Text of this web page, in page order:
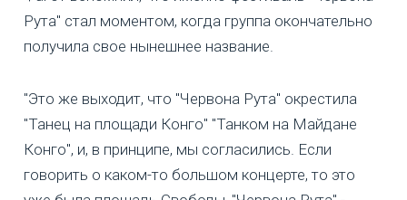
Рута" стал моментом, когда группа окончательно
получила свое нынешнее название.
"Это же выходит, что "Червона Рута" окрестила
"Танец на площади Конго" "Танком на Майдане
Конго", и, в принципе, мы согласились. Если
говорить о каком-то большом концерте, то это